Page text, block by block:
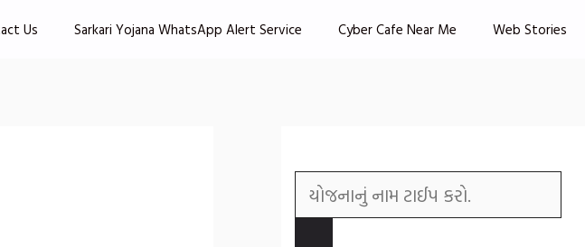
Us Sarkari Yojana WhatsApp Alert Service Cyber Cafe Near Me Web Stories